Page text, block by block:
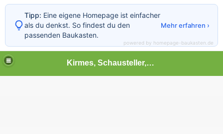
Kirmes, Schausteller,Volksfest,Chilbi,Rummel und vieles mehr
Tipp: Eine eigene Homepage ist einfacher
als du denkst. So findest du den
passenden Baukasten.
Mehr erfahren ›
powered by homepage-baukasten.de